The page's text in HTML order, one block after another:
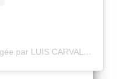
Une publication partagée par LUIS CARVALHO (@luiscarvalhoofficial)